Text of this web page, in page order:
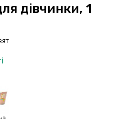
дівчинки, 1